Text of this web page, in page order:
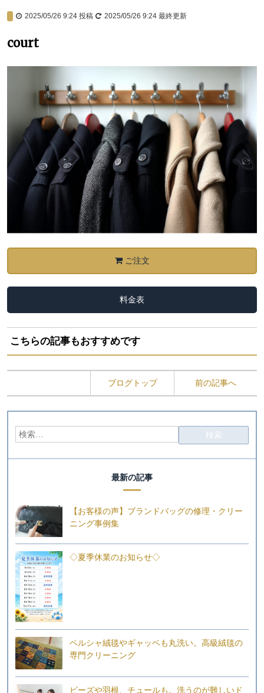
2025/05/26 9:24 投稿 2025/05/26 9:24 最終更新
court
ご注文
料金表
こちらの記事もおすすめです
ブログトップ 前の記事へ
最新の記事
【お客様の声】ブランドバッグの修理・クリー
ニング事例集
◇夏季休業のお知らせ◇
ペルシャ絨毯やギャッベも丸洗い。高級絨毯の
専門クリーニング
ビーズや羽根、チュールも。洗うのが難しいド